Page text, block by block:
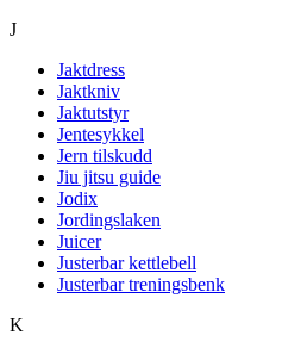
J
Jaktdress
Jaktkniv
Jaktutstyr
Jentesykkel
Jern tilskudd
Jiu jitsu guide
Jodix
Jordingslaken
Juicer
Justerbar kettlebell
Justerbar treningsbenk
K